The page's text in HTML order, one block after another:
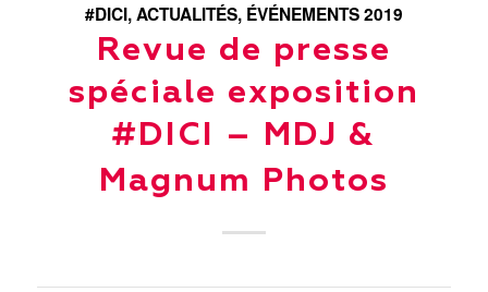
#DICI,ACTUALITÉS, ÉVÉNEMENTS 2019
Revue de presse
spéciale exposition
#DICI – MDJ &
Magnum Photos